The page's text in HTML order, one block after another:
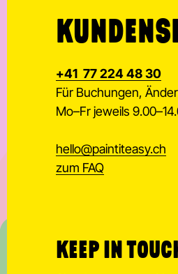
+41 77 224 48 30
Für Buchungen,
Mo–Fr jeweils
hello@paintiteasy.ch
zum FAQ
KEEP IN